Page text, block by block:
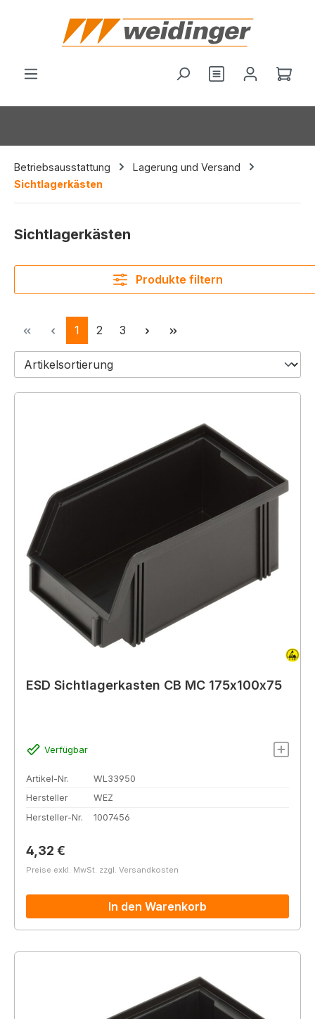
springen
Du hast 0
Betriebsausstattung
Lagerung und Versand
Sichtlagerkästen
Sichtlagerkästen
Produkte filtern
Seite
1 Seite
2 Seite
3
ESD Sichtlagerkasten CB MC 175x100x75
Verfügbar
Artikel-Nr.
WL33950
Hersteller
WEZ
Hersteller-Nr.
1007456
Regulärer Preis:
4,32 €
Preise exkl. MwSt. zzgl. Versandkosten
In den Warenkorb